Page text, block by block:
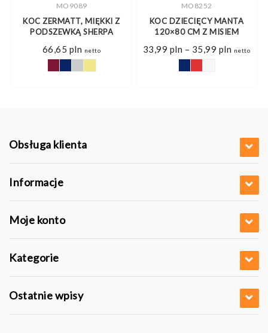
MO9089
KOC ZERMATT, MIĘKKI Z
PODSZEWKĄ SHERPA
66,65 pln netto
MO8252
KOC DZIECIĘCY MANTA
120×80 CM Z MISIEM
33,99 pln – 35,99 pln Zakres
netto
Obsługa klienta
Informacje
Moje konto
Kategorie
Ostatnie wpisy